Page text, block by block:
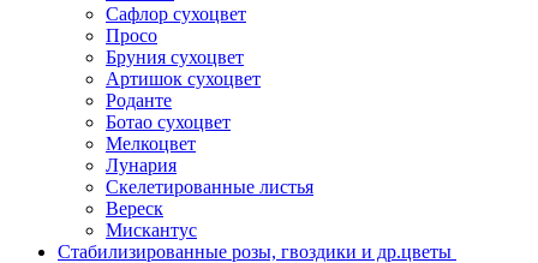
Сафлор сухоцвет
Просо
Бруния сухоцвет
Артишок сухоцвет
Роданте
Ботао сухоцвет
Мелкоцвет
Лунария
Скелетированные листья
Вереск
Мискантус
Стабилизированные розы, гвоздики и др.цветы